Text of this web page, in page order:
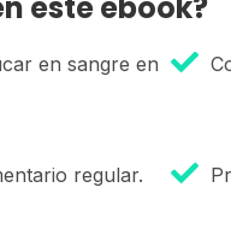
en sangre en
regular.